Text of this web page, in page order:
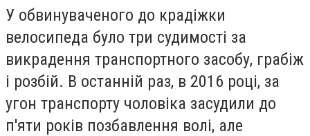
У обвинуваченого до крадіжки
велосипеда було три судимості за
викрадення транспортного засобу, грабіж
і розбій. В останній раз, в 2016 році, за
угон транспорту чоловіка засудили до
п'яти років позбавлення волі, але